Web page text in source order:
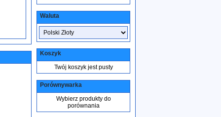
Waluta
Koszyk
Twój koszyk jest pusty
Porównywarka
Wybierz produkty do
porównania